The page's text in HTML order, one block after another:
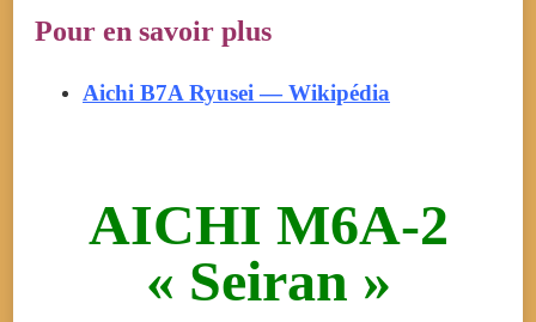
Pour en savoir plus
Aichi B7A Ryusei — Wikipédia
AICHI M6A-2
« Seiran »